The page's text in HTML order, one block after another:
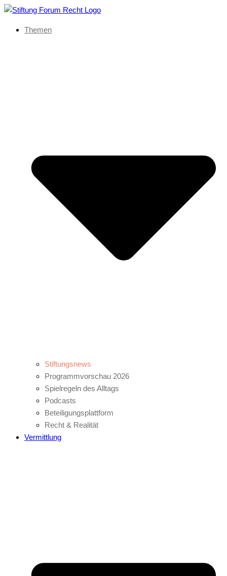
Themen
Stiftungsnews
Programmvorschau 2026
Spielregeln des Alltags
Podcasts
Beteiligungsplattform
Recht & Realität
Vermittlung